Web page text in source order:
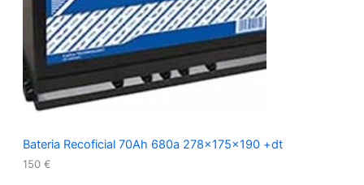
Bateria Recoficial 70Ah 680a 278x175x190 +dt
150 €